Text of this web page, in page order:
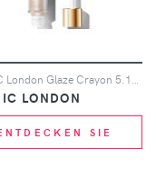
LONDON
SIE